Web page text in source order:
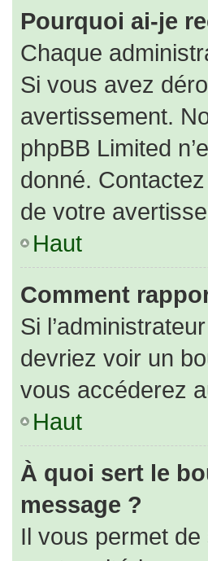
Pourquoi ai-je
Chaque
Si vous avez
avertissement.
phpBB Limited
donné.
de votre
Haut
Comment
Si
devriez voir un
vous accéderez
Haut
À quoi sert le
message ?
Il vous permet